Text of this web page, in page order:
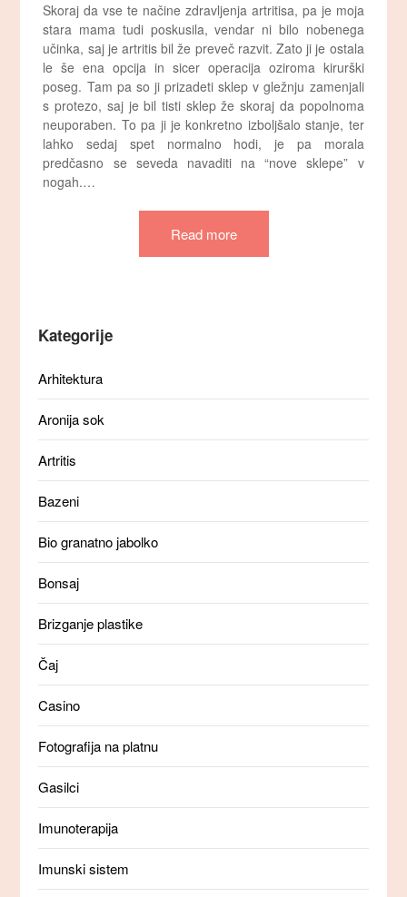
Skoraj da vse te načine zdravljenja artritisa, pa je moja
stara mama tudi poskusila, vendar ni bilo nobenega
učinka, saj je artritis bil že preveč razvit. Zato ji je ostala
le še ena opcija in sicer operacija oziroma kirurški
poseg. Tam pa so ji prizadeti sklep v gležnju zamenjali
s protezo, saj je bil tisti sklep že skoraj da popolnoma
neuporaben. To pa ji je konkretno izboljšalo stanje, ter
lahko sedaj spet normalno hodi, je pa morala
predčasno se seveda navaditi na “nove sklepe” v
nogah.…
Read more
Kategorije
Arhitektura
Aronija sok
Artritis
Bazeni
Bio granatno jabolko
Bonsaj
Brizganje plastike
Čaj
Casino
Fotografija na platnu
Gasilci
Imunoterapija
Imunski sistem